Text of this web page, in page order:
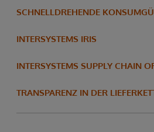
SCHNELLDREHENDE
INTERSYSTEMS IRIS
INTERSYSTEMS SUPPLY CHAIN
TRANSPARENZ IN DER